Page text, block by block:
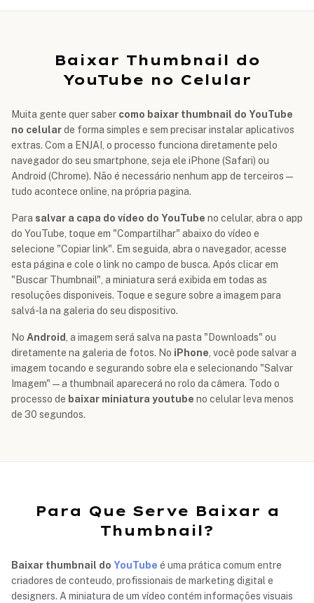
Baixar Thumbnail do
YouTube no Celular
Muita gente quer saber como baixar thumbnail do YouTube
no celularde forma simples e sem precisar instalar aplicativos
extras. Com a ENJAI, o processo funciona diretamente pelo
navegador do seu smartphone, seja ele iPhone (Safari) ou
Android (Chrome). Não é necessário nenhum app de terceiros —
tudo acontece online, na própria pagina.
Para salvar a capa do vídeo do YouTube no celular, abra o app
do YouTube, toque em "Compartilhar" abaixo do vídeo e
selecione "Copiar link". Em seguida, abra o navegador, acesse
esta página e cole o link no campo de busca. Após clicar em
"Buscar Thumbnail", a miniatura será exibida em todas as
resoluções disponiveis. Toque e segure sobre a imagem para
salvá-la na galeria do seu dispositivo.
No Android , a imagem será salva na pasta "Downloads" ou
diretamente na galeria de fotos. No iPhone , você pode salvar a
imagem tocando e segurando sobre ela e selecionando "Salvar
Imagem" — a thumbnail aparecerá no rolo da câmera. Todo o
processo de baixar miniatura youtube no celular leva menos
de 30 segundos.
Para Que Serve Baixar a
Thumbnail?
Baixar thumbnail do YouTube é uma prática comum entre
criadores de conteudo, profissionais de marketing digital e
designers. A miniatura de um vídeo contém informações visuais